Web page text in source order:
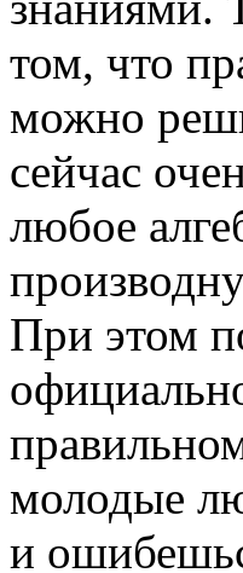
том, что
можно
сейчас
любое
При этом
молодые
и